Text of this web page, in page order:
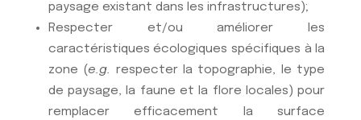
paysage existant dans les infrastructures);
Respecter et/ou améliorer les
caractéristiques écologiques spécifiques à la
zone (e.g. respecter la topographie, le type
de paysage, la faune et la flore locales) pour
remplacer efficacement la surface